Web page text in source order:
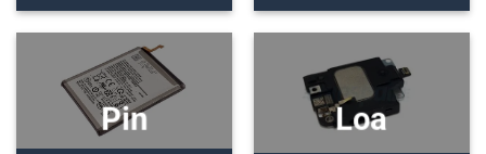
Pin Loa